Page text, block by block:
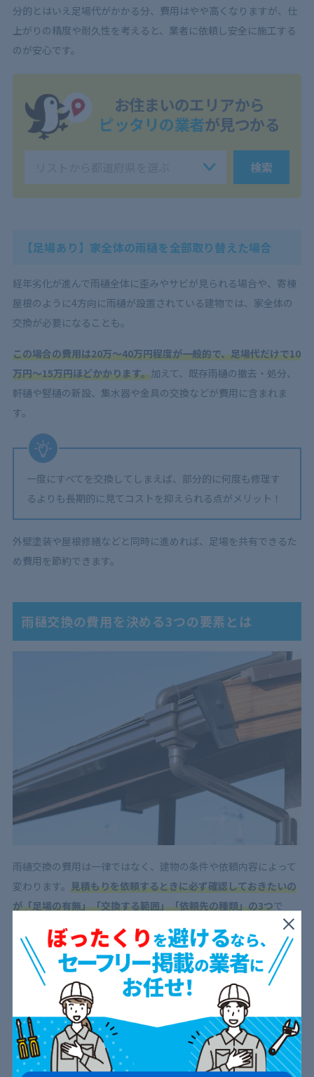
分的とはいえ足場代がかかる分、費用はやや高くなりますが、仕
上がりの精度や耐久性を考えると、業者に依頼し安全に施工する
のが安心です。
お住まいのエリアから
ピッタリの業者が見つかる
検索
【足場あり】家全体の雨樋を全部取り替えた場合
経年劣化が進んで雨樋全体に歪みやサビが見られる場合や、寄棟
屋根のように4方向に雨樋が設置されている建物では、家全体の
交換が必要になることも。
この場合の費用は20万～40万円程度が一般的で、足場代だけで10
万円～15万円ほどかかります。加えて、既存雨樋の撤去・処分、
軒樋や竪樋の新設、集水器や金具の交換などが費用に含まれま
す。
一度にすべてを交換してしまえば、部分的に何度も修理す
るよりも長期的に見てコストを抑えられる点がメリット！
外壁塗装や屋根修繕などと同時に進めれば、足場を共有できるた
め費用を節約できます。
雨樋交換の費用を決める3つの要素とは
雨樋交換の費用は一律ではなく、建物の条件や依頼内容によって
変わります。 見積もりを依頼するときに必ず確認しておきたいの
が「足場の有無」「交換する範囲」「依頼先の種類」の3つで
足場が必要かどうか
交換箇所・範囲
交換の依頼先
ここからは、それぞれのポイントについて詳しく見ていきましょ